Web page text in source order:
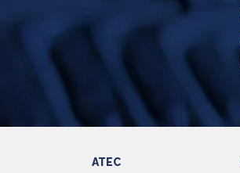
ATEC